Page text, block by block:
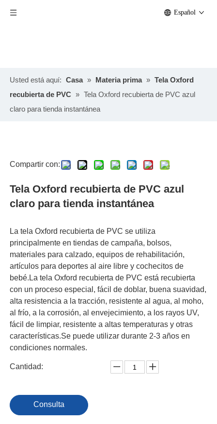
Español
Usted está aquí: Casa » Materia prima » Tela Oxford
recubierta de PVC » Tela Oxford recubierta de PVC azul
claro para tienda instantánea
Compartir con:
Tela Oxford recubierta de PVC azul
claro para tienda instantánea
La tela Oxford recubierta de PVC se utiliza
principalmente en tiendas de campaña, bolsos,
materiales para calzado, equipos de rehabilitación,
artículos para deportes al aire libre y cochecitos de
bebé.La tela Oxford recubierta de PVC está recubierta
con un proceso especial, fácil de doblar, buena suavidad,
alta resistencia a la tracción, resistente al agua, al moho,
al frío, a la corrosión, al envejecimiento, a los rayos UV,
fácil de limpiar, resistente a altas temperaturas y otras
características.Se puede utilizar durante 2-3 años en
condiciones normales.
Cantidad:
Consulta